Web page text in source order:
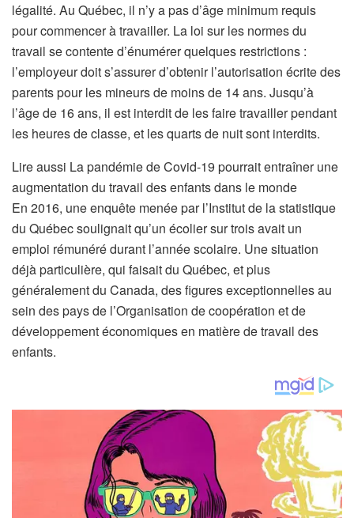
légalité. Au Québec, il n’y a pas d’âge minimum requis
pour commencer à travailler. La loi sur les normes du
travail se contente d’énumérer quelques restrictions :
l’employeur doit s’assurer d’obtenir l’autorisation écrite des
parents pour les mineurs de moins de 14 ans. Jusqu’à
l’âge de 16 ans, il est interdit de les faire travailler pendant
les heures de classe, et les quarts de nuit sont interdits.
Lire aussi A
r
t
i
c
l
e
r
é
v
La pandémie de Covid-19 pourrait entraîner une
augmentation du travail des enfants dans le monde
En 2016, une enquête menée par l’Institut de la statistique
du Québec soulignait qu’un écolier sur trois avait un
emploi rémunéré durant l’année scolaire. Une situation
déjà particulière, qui faisait du Québec, et plus
généralement du Canada, des figures exceptionnelles au
sein des pays de l’Organisation de coopération et de
développement économiques en matière de travail des
enfants.